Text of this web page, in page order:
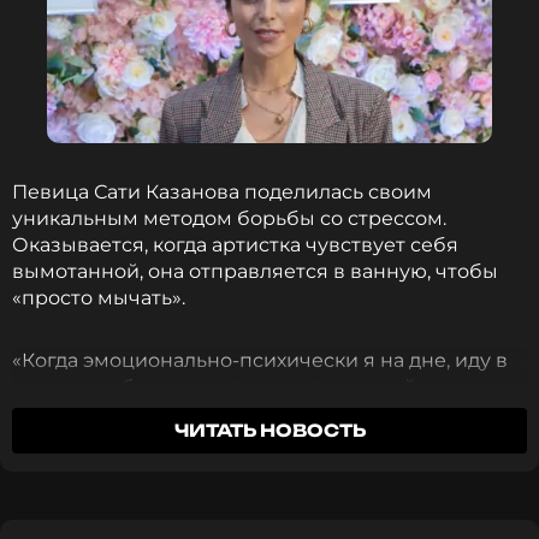
университет, чтобы освоить
неожиданную профессию
9 месяцев назад
Певица Сати Казанова поделилась своим
уникальным методом борьбы со стрессом.
Оказывается, когда артистка чувствует себя
вымотанной, она отправляется в ванную, чтобы
«просто мычать».
«Когда эмоционально-психически я на дне, иду в
ванную, набираю горячую воду с пеной, зажигаю
свечи, ложусь и… начинаю мычать, просто мычать.
Никаких песен, никаких мелодий, просто
ЧИТАТЬ НОВОСТЬ